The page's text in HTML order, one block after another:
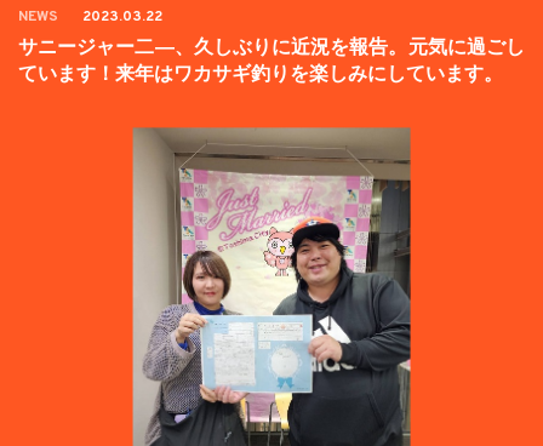
NEWS 2023.03.22
サニージャー二―、久しぶりに近況を報告。元気に過ごし
ています！来年はワカサギ釣りを楽しみにしています。